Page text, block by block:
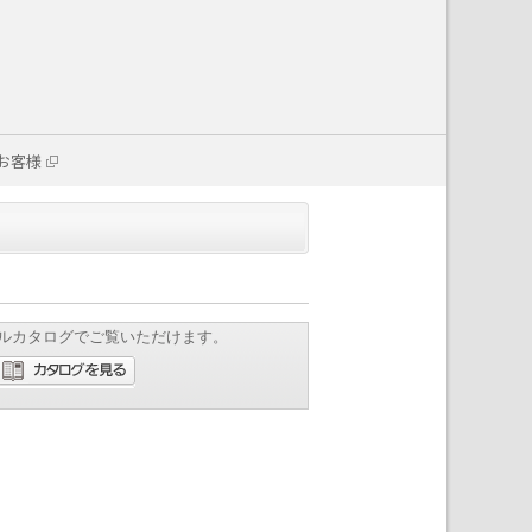
客様
カタログでご覧いただけます。